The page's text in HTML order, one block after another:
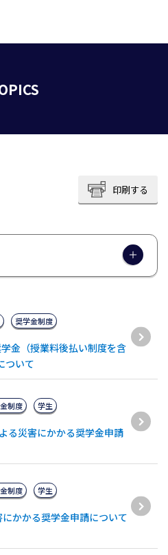
印刷する
金（授業料後払い制度を含
ついて
奨学金制度
る災害にかかる奨学金申請
制度 学生
かかる奨学金申請について
制度 学生